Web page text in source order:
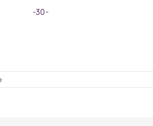
-30-